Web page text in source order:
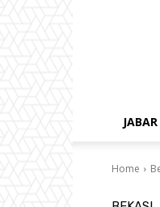
Home